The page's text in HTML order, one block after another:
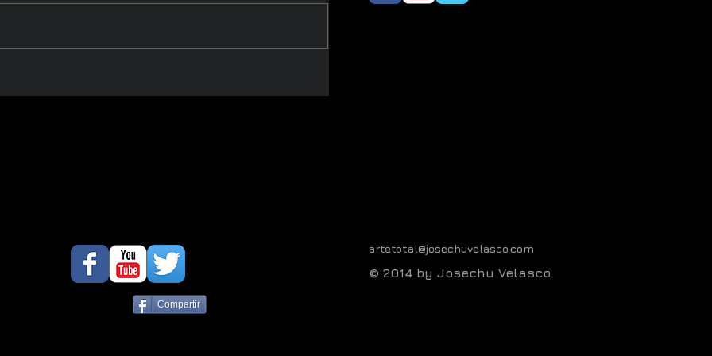
Compartir
artetotal@josechuvelasco.com
© 2014 by Josechu Velasco